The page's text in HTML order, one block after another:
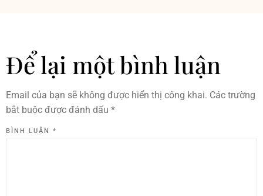
Để lại một bình luận
Email của bạn sẽ không được hiển thị công khai. Các trường
bắt buộc được đánh dấu *
BÌNH LUẬN *